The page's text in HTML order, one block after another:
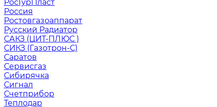
РосТурПласт
Россия
Ростовгазоаппарат
Русский Радиатор
САКЗ (ЦИТ-ПЛЮС )
СИКЗ (Газотрон-С)
Саратов
Сервисгаз
Сибирячка
Сигнал
Счетприбор
Теплодар